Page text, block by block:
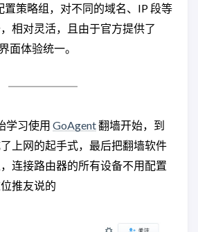
置策略组，对不同的域名、IP 段等
相对灵活，且由于官方提供了
面体验统一。
学习使用 GoAgent翻墙开始，到
上网的起手式，最后把翻墙软件
连接路由器的所有设备不用配置
推友说的